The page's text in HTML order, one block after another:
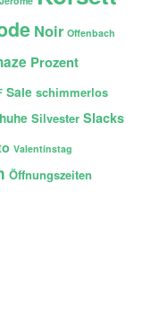
Noir Offenbach
Prozent
Sale schimmerlos
Silvester Slacks
Valentinstag
Öffnungszeiten